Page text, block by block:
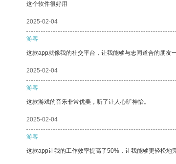
这个软件很好用
2025-02-04
游客
这款app就像我的社交平台，让我能够与志同道合的朋友一
2025-02-04
游客
这款游戏的音乐非常优美，听了让人心旷神怡。
2025-02-04
游客
这款app让我的工作效率提高了50%，让我能够更轻松地